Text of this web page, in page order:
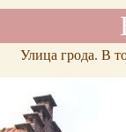
Улица грода. В